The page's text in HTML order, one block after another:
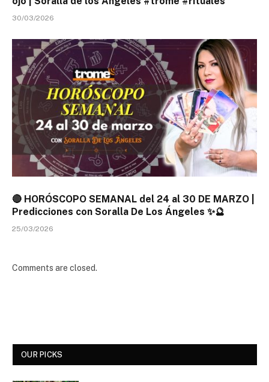
30/03/2026
🔴 HORÓSCOPO SEMANAL del 24 al 30 DE MARZO |
Predicciones con Soralla De Los Ángeles ✨🔮
25/03/2026
Comments are closed.
OUR PICKS